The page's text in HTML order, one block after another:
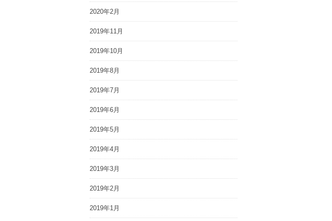
2020年2月
2019年11月
2019年10月
2019年8月
2019年7月
2019年6月
2019年5月
2019年4月
2019年3月
2019年2月
2019年1月